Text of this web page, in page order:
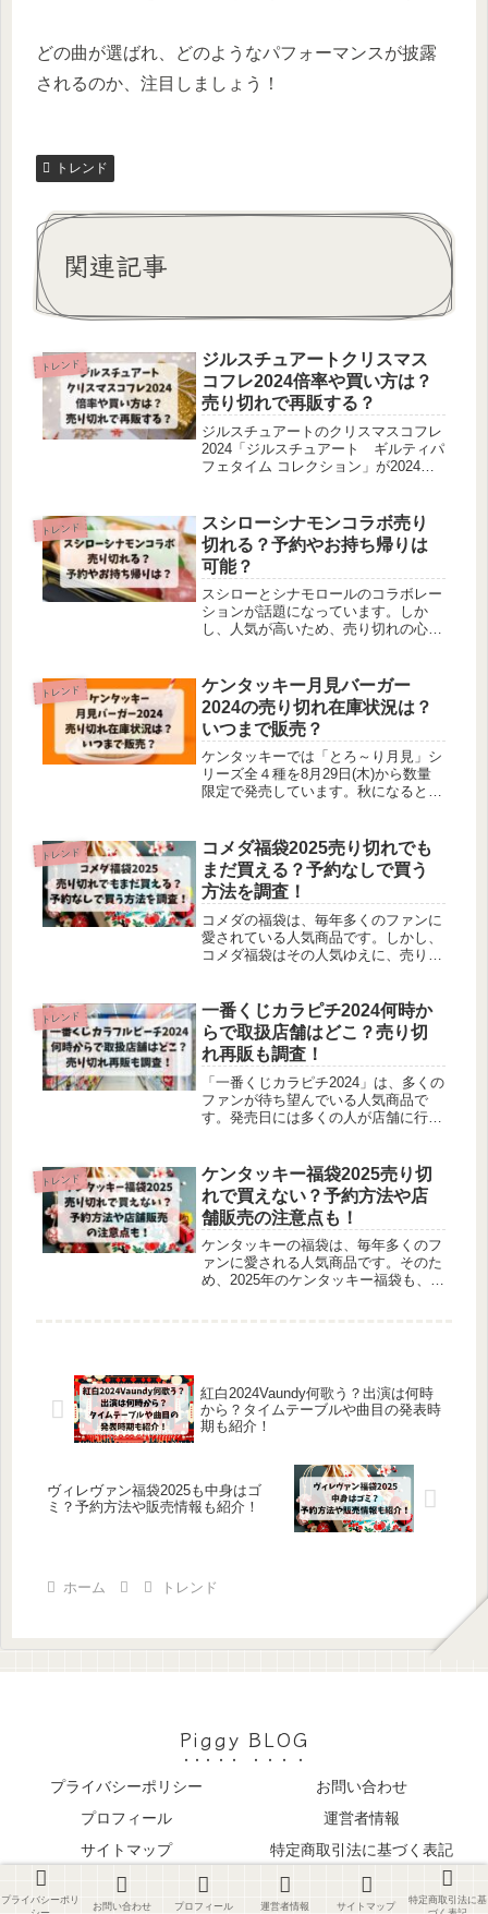
どの曲が選ばれ、どのようなパフォーマンスが披露
されるのか、注目しましょう！
トレンド
関連記事
トレンド
ジルスチュアートクリスマス
コフレ2024倍率や買い方は？
売り切れで再販する？
ジルスチュアートのクリスマスコフレ
2024「ジルスチュアート ギルティパ
フェタイム コレクション」が2024年
マスコフレは、とても人気があり毎年
売り切れてしまうほど。ジルスチュア
ートクリスマスコフレ2024の当選倍率
や売り切れ・再販情報などについて調
べてみました。
トレンド
スシローシナモンコラボ売り
切れる？予約やお持ち帰りは
可能？
スシローとシナモロールのコラボレー
ションが話題になっています。しか
し、人気が高いため、売り切れの心配
モンコラボの売り切れの可能性や、予
約、お持ち帰りについての詳細をお伝
えします。
トレンド
ケンタッキー月見バーガー
2024の売り切れ在庫状況は？
いつまで販売？
ケンタッキーでは「とろ～り月見」シ
リーズ全４種を8月29日(木)から数量
限定で発売しています。秋になるとケ
まで販売されているのか、売り切れて
しまうのか気になりますよね。ケンタ
ッキー月見バーガー2024について調べ
てみました。
トレンド
コメダ福袋2025売り切れでも
まだ買える？予約なしで買う
方法を調査！
コメダの福袋は、毎年多くのファンに
愛されている人気商品です。しかし、
コメダ福袋はその人気ゆえに、売り切
売り切れ状況や、まだ買える可能性に
ついて調べてみました。
トレンド
一番くじカラピチ2024何時か
らで取扱店舗はどこ？売り切
れ再販も調査！
「一番くじカラピチ2024」は、多くの
ファンが待ち望んでいる人気商品で
す。発売日には多くの人が店舗に行列
せん。特に、一番くじカラピチは、初
日の店頭での売り切れが心配ですよ
ね。一番くじカラピチの販売開始時刻
や取扱店舗、売り切れ時の再販情報に
ついて調べました。
トレンド
ケンタッキー福袋2025売り切
れで買えない？予約方法や店
舗販売の注意点も！
ケンタッキーの福袋は、毎年多くのフ
ァンに愛される人気商品です。そのた
め、2025年のケンタッキー福袋も、昨
紅白2024Vaundy何歌う？出演は何時
から？タイムテーブルや曲目の発表時
期も紹介！
ヴィレヴァン福袋2025も中身はゴ
ミ？予約方法や販売情報も紹介！
ホーム トレンド
Piggy BLOG
プライバシーポリシー
お問い合わせ
プロフィール
運営者情報
サイトマップ
特定商取引法に基づく表記
© 2023 Piggy BLOG.
プライバシーポリ
お問い合わせ プロフィール 運営者情報 サイトマップ
特定商取引法に基